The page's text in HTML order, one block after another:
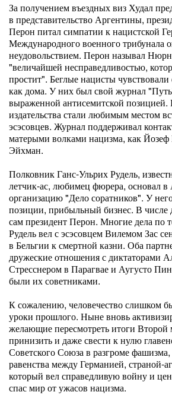
За получением въездных виз Худал
в представительство Аргентины,
Перон питал симпатии к нацистской
Международного военного трибунала
неудовольствием. Перон называл
"величайшей несправедливостью,
простит". Беглые нацисты
как дома. У них был свой журнал
выраженной антисемитской
издательства стали любимым местом
эсэсовцев. Журнал поддерживал
матерыми волками нацизма, как
Эйхман.
Полковник Ганс-Ульрих Рудель,
летчик-ас, любимец фюрера, основал в
организацию "Дело соратников". У
позиции, прибыльный бизнес. В числе
сам президент Перон. Многие дела по
Рудель вел с эсэсовцем Вилемом Зас
в Бельгии к смертной казни. Оба
дружеские отношения с диктаторами
Стресснером в Парагвае и Аугусто
были их советниками.
К сожалению, человечество слишком
уроки прошлого. Ныне вновь
желающие пересмотреть итоги
принизить и даже свести к нулю
Советского Союза в разгроме фашизма,
равенства между Германией, страной-
который вел справедливую войну и
спас мир от ужасов нацизма.